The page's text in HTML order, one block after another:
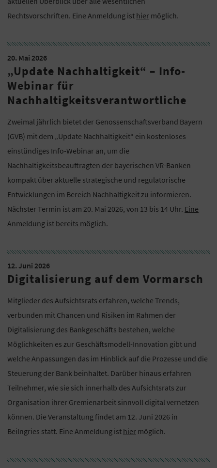
Rechtsvorschriften. Eine Anmeldung ist hier möglich.
20. Mai 2026
„Update Nachhaltigkeit“ – Info-
Webinar für
Nachhaltigkeitsverantwortliche
Zweimal jährlich bietet der Genossenschaftsverband Bayern
(GVB) mit dem „Update Nachhaltigkeit“ ein kostenloses
einstündiges Info-Webinar an, um die
Nachhaltigkeitsbeauftragten der bayerischen VR-Banken
kompakt über aktuelle strategische und regulatorische
Entwicklungen im Bereich Nachhaltigkeit zu informieren.
Nächster Termin ist am 20. Mai 2026, von 13 bis 14 Uhr. Eine
Anmeldung ist bereits möglich.
12. Juni 2026
Digitalisierung auf dem Vormarsch
Mitglieder des Aufsichtsrats erfahren, welche Trends,
verbunden mit Chancen und Risiken im Rahmen der
Digitalisierung des Bankgeschäfts bestehen, welche
Möglichkeiten es zur Geschäftsmodell-Innovation gibt und
welche Anpassungen das im Hinblick auf die Prozesse und die
Steuerung der Bank beinhaltet. Darüber hinaus erfahren
Teilnehmer, wie sie sich innerhalb des Aufsichtsrats zur
Organisation ihrer Gremienarbeit sinnvoll digital vernetzen
können. Die Veranstaltung findet am 12. Juni 2026 in
Beilngries statt. Eine Anmeldung ist hier möglich.